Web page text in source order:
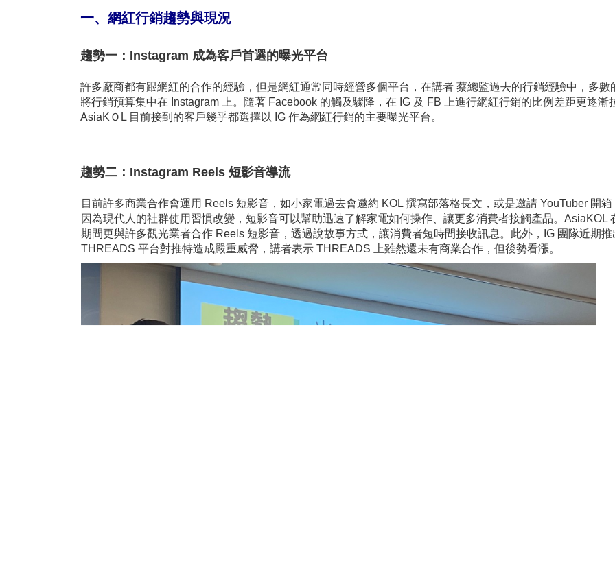
一、網紅行銷趨勢與現況
趨勢一：Instagram 成為客戶首選的曝光平台
許多廠商都有跟網紅的合作的經驗，但是網紅通常同時經營多個平台，在講者 蔡總監過去的行銷經驗中，多數
將行銷預算集中在 Instagram 上。隨著 Facebook 的觸及驟降，在 IG 及 FB 上進行網紅行銷的比例差距更逐漸
AsiaKＯL 目前接到的客戶幾乎都選擇以 IG 作為網紅行銷的主要曝光平台。
趨勢二：Instagram Reels 短影音導流
目前許多商業合作會運用 Reels 短影音，如小家電過去會邀約 KOL 撰寫部落格長文，或是邀請 YouTuber 開箱
因為現代人的社群使用習慣改變，短影音可以幫助迅速了解家電如何操作、讓更多消費者接觸產品。AsiaKOL
期間更與許多觀光業者合作 Reels 短影音，透過說故事方式，讓消費者短時間接收訊息。此外，IG 團隊近期推
THREADS 平台對推特造成嚴重威脅，講者表示 THREADS 上雖然還未有商業合作，但後勢看漲。